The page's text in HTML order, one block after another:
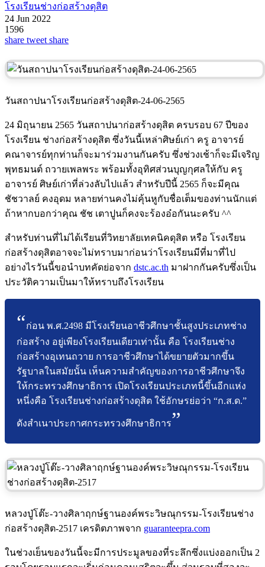
โรงเรียนช่างก่อสร้างดุสิต
24 Jun 2022
1596
share tweet share
วันสถาปนาโรงเรียนก่อสร้างดุสิต-24-06-2565
24 มิถุนายน 2565 วันสถาปนาก่อสร้างดุสิต ครบรอบ 67 ปีของ
โรงเรียน ช่างก่อสร้างดุสิต ซึ่งวันนี้เหล่าศิษย์เก่า ครู อาจารย์
คณาจารย์ทุกท่านก็จะมาร่วมงานกันครับ ซึ่งช่วงเช้าก็จะมีเจริญ
พุทธมนต์ ถวายเพลพระ พร้อมทั้งอุทิศส่วนบุญกุศลให้กับ ครู
อาจารย์ ศิษย์เก่าที่ล่วงลับไปแล้ว สำหรับปีนี้ 2565 ก็จะมีคุณ
ชัชวาลย์ คงอุดม หลายท่านคงไม่คุ้นหูกับชื่อเต็มของท่านนักแต่
ถ้าหากบอกว่าคุณ ชัช เตาปูนก็คงจะร้องอ๋อกันนะครับ ^^
สำหรับท่านที่ไม่ได้เรียนที่วิทยาลัยเทคนิคดุสิต หรือ โรงเรียน
ก่อสร้างดุสิตอาจจะไม่ทราบมาก่อนว่าโรงเรียนมีที่มาที่ไป
อย่างไรวันนี้ขอนำบทคัดย่อจาก dstc.ac.th มาฝากกันครับซึ่งเป็น
ประวัติความเป็นมาให้ทราบถึงโรงเรียน
ก่อน พ.ศ.2498 มีโรงเรียนอาชีวศึกษาชั้นสูงประเภทช่าง
ก่อสร้าง อยู่เพียงโรงเรียนเดียวเท่านั้น คือ โรงเรียนช่าง
ก่อสร้างอุเทนถวาย การอาชีวศึกษาได้ขยายตัวมากขึ้น
รัฐบาลในสมัยนั้น เห็นความสำคัญของการอาชีวศึกษาจึง
ให้กระทรวงศึกษาธิการ เปิดโรงเรียนประเภทนี้ขึ้นอีกแห่ง
หนึ่งคือ โรงเรียนช่างก่อสร้างดุสิต ใช้อักษรย่อว่า “ก.ส.ด.”
ดังสำเนาประกาศกระทรวงศึกษาธิการ
หลวงปู่โต๊ะ-วางศิลาฤกษ์ฐานองค์พระวิษณุกรรม-โรงเรียนช่าง
ก่อสร้างดุสิต-2517 เครดิตภาพจาก guaranteepra.com
ในช่วงเย็นของวันนี้จะมีการประมูลของที่ระลึกซึ่งแบ่งออกเป็น 2